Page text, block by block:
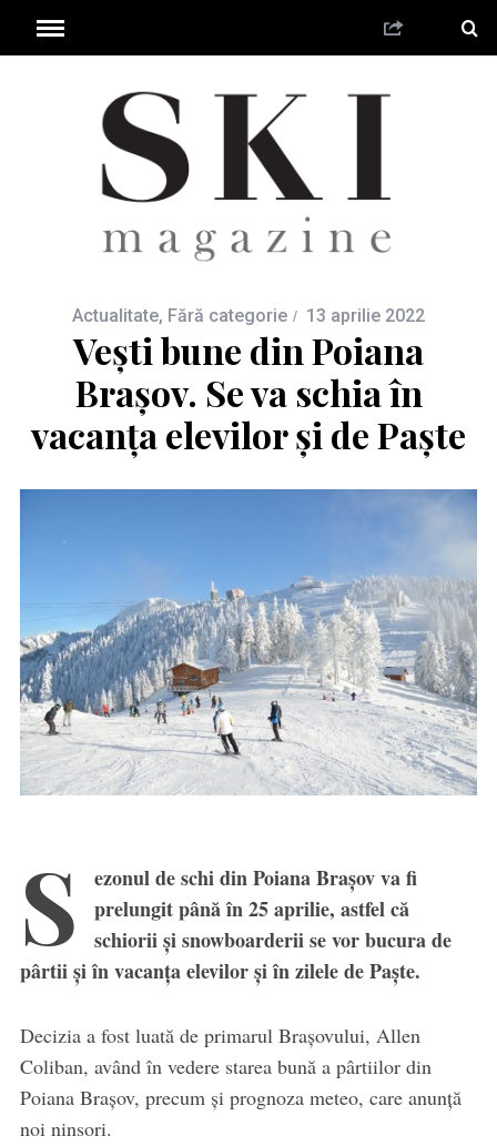
Actualitate, Fără categorie 13 aprilie 2022
Vești bune din Poiana
Brașov. Se va schia în
vacanța elevilor și de Paște
S
ezonul de schi din Poiana Brașov va fi
prelungit până în 25 aprilie, astfel că
schiorii și snowboarderii se vor bucura de
pârtii și în vacanța elevilor și în zilele de Paște.
Decizia a fost luată de primarul Brașovului, Allen
Coliban, având în vedere starea bună a pârtiilor din
Poiana Brașov, precum și prognoza meteo, care anunță
noi ninsori.